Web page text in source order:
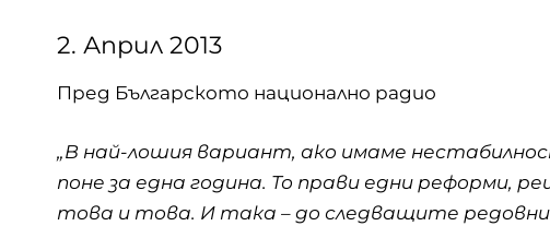
2. Април 2013
Пред Българското национално радио
„В най-лошия вариант, ако имаме
поне за една година. То прави едни реформи,
това и това. И така – до следващите редовни